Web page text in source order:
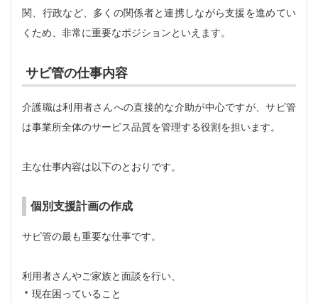
関、行政など、多くの関係者と連携しながら支援を進めてい
くため、非常に重要なポジションといえます。
サビ管の仕事内容
介護職は利用者さんへの直接的な介助が中心ですが、サビ管
は事業所全体のサービス品質を管理する役割を担います。
主な仕事内容は以下のとおりです。
個別支援計画の作成
サビ管の最も重要な仕事です。
利用者さんやご家族と面談を行い、
現在困っていること